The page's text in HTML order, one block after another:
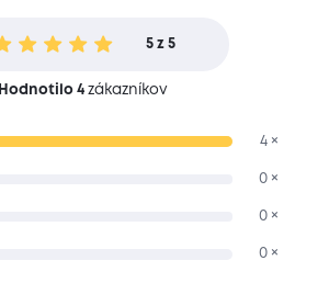
5 z 5
Hodnotilo 4 zákazníkov
4 ×
0 ×
0 ×
0 ×